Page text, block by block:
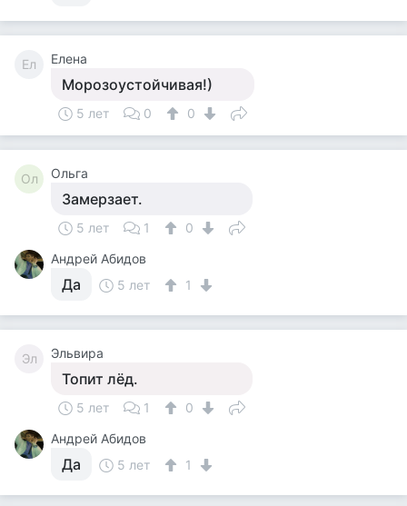
Ел Елена
Морозоустойчивая!)
5 лет 0 0
Ол Ольга
Замерзает.
5 лет 1
0
Андрей Абидов
Да 5 лет 1
Эл Эльвира
Топит лёд.
5 лет 1
0
Андрей Абидов
Да 5 лет 1